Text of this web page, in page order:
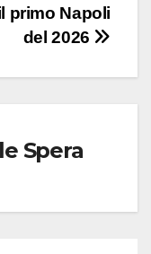
primo Napoli
del 2026
Spera